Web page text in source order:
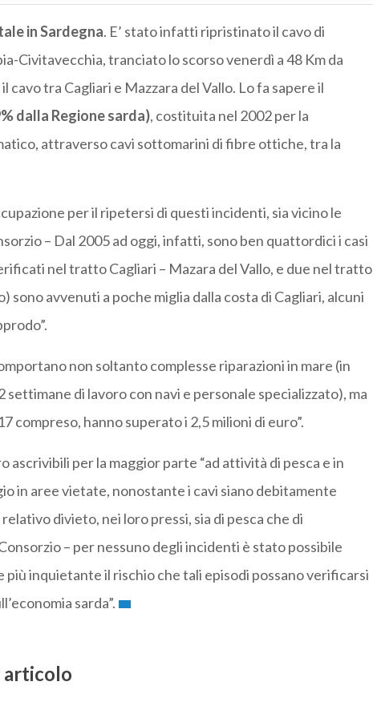
in Sardegna. E’ stato infatti ripristinato il cavo di
Civitavecchia, tranciato lo scorso venerdì a 48 Km da
cavo tra Cagliari e Mazzara del Vallo. Lo fa sapere il
dalla Regione sarda), costituita nel 2002 per la
attraverso cavi sottomarini di fibre ottiche, tra la
per il ripetersi di questi incidenti, sia vicino le
– Dal 2005 ad oggi, infatti, sono ben quattordici i casi
nel tratto Cagliari – Mazara del Vallo, e due nel tratto
sono avvenuti a poche miglia dalla costa di Cagliari, alcuni
non soltanto complesse riparazioni in mare (in
di lavoro con navi e personale specializzato), ma
compreso, hanno superato i 2,5 milioni di euro”.
ascrivibili per la maggior parte “ad attività di pesca e in
in aree vietate, nonostante i cavi siano debitamente
divieto, nei loro pressi, sia di pesca che di
– per nessuno degli incidenti è stato possibile
più inquietante il rischio che tali episodi possano verificarsi
sarda”.
articolo